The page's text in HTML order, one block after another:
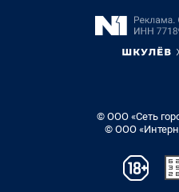
© ООО «Сеть
© ООО